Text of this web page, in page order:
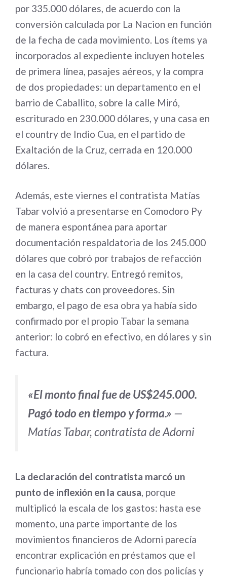
por 335.000 dólares, de acuerdo con la
conversión calculada por La Nacion en función
de la fecha de cada movimiento. Los ítems ya
incorporados al expediente incluyen hoteles
de primera línea, pasajes aéreos, y la compra
de dos propiedades: un departamento en el
barrio de Caballito, sobre la calle Miró,
escriturado en 230.000 dólares, y una casa en
el country de Indio Cua, en el partido de
Exaltación de la Cruz, cerrada en 120.000
dólares.
Además, este viernes el contratista Matías
Tabar volvió a presentarse en Comodoro Py
de manera espontánea para aportar
documentación respaldatoria de los 245.000
dólares que cobró por trabajos de refacción
en la casa del country. Entregó remitos,
facturas y chats con proveedores. Sin
embargo, el pago de esa obra ya había sido
confirmado por el propio Tabar la semana
anterior: lo cobró en efectivo, en dólares y sin
factura.
«El monto final fue de US$245.000.
Pagó todo en tiempo y forma.» —
Matías Tabar, contratista de Adorni
La declaración del contratista marcó un
punto de inflexión en la causa, porque
multiplicó la escala de los gastos: hasta ese
momento, una parte importante de los
movimientos financieros de Adorni parecía
encontrar explicación en préstamos que el
funcionario habría tomado con dos policías y